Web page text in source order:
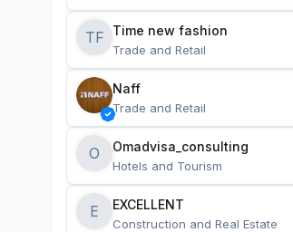
TF Time new fashion
Trade and Retail
Naff
Trade and Retail
O Omadvisa_consulting
Hotels and Tourism
E EXCELLENT
Construction and Real Estate